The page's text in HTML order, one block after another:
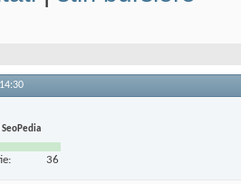
14:30
36